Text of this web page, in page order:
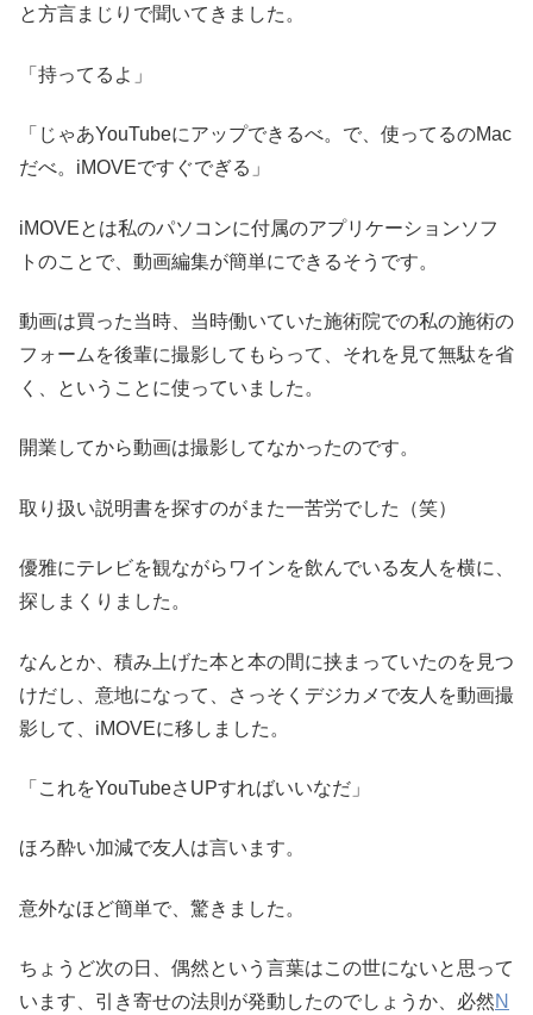
と方言まじりで聞いてきました。
「持ってるよ」
「じゃあYouTubeにアップできるべ。で、使ってるのMac
だべ。iMOVEですぐでぎる」
iMOVEとは私のパソコンに付属のアプリケーションソフ
トのことで、動画編集が簡単にできるそうです。
動画は買った当時、当時働いていた施術院での私の施術の
フォームを後輩に撮影してもらって、それを見て無駄を省
く、ということに使っていました。
開業してから動画は撮影してなかったのです。
取り扱い説明書を探すのがまた一苦労でした（笑）
優雅にテレビを観ながらワインを飲んでいる友人を横に、
探しまくりました。
なんとか、積み上げた本と本の間に挟まっていたのを見つ
けだし、意地になって、さっそくデジカメで友人を動画撮
影して、iMOVEに移しました。
「これをYouTubeさUPすればいいなだ」
ほろ酔い加減で友人は言います。
意外なほど簡単で、驚きました。
ちょうど次の日、偶然という言葉はこの世にないと思って
います、引き寄せの法則が発動したのでしょうか、必然N